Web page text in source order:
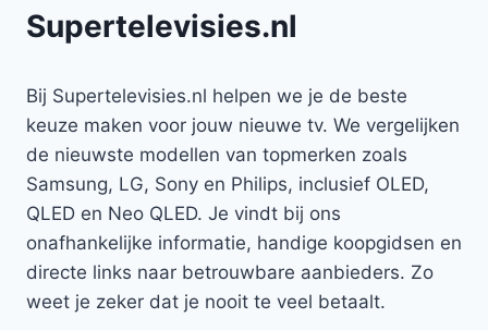
Supertelevisies.nl
Bij Supertelevisies.nl helpen we je de beste
keuze maken voor jouw nieuwe tv. We vergelijken
de nieuwste modellen van topmerken zoals
Samsung, LG, Sony en Philips, inclusief OLED,
QLED en Neo QLED. Je vindt bij ons
onafhankelijke informatie, handige koopgidsen en
directe links naar betrouwbare aanbieders. Zo
weet je zeker dat je nooit te veel betaalt.